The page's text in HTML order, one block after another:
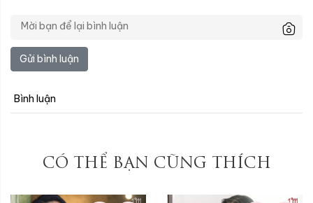
Gửi bình luận
Bình luận
CÓ THỂ BẠN CŨNG THÍCH